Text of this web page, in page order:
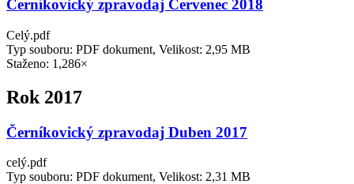
Černíkovický zpravodaj Červenec 2018
Celý.pdf
Typ souboru: PDF dokument, Velikost: 2,95 MB
Staženo: 1,286×
Rok 2017
Černíkovický zpravodaj Duben 2017
celý.pdf
Typ souboru: PDF dokument, Velikost: 2,31 MB